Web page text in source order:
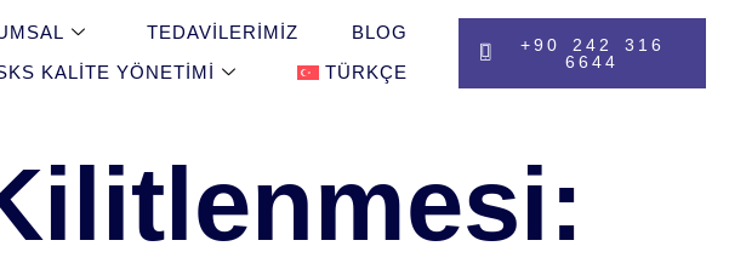
TEDAVILERIMIZ
BLOG
KALITE YÖNETIMI
TÜRKÇE
+90 242 316
6644